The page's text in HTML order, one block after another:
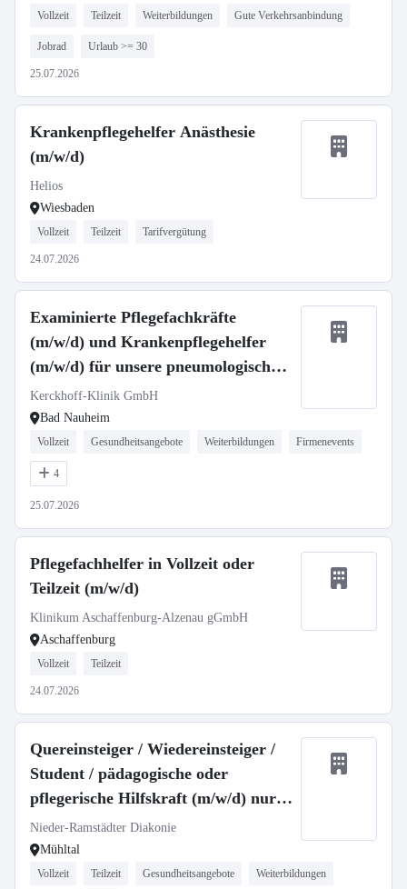
Vollzeit Teilzeit Weiterbildungen Gute Verkehrsanbindung
Jobrad Urlaub >= 30
25.07.2026
Krankenpflegehelfer Anästhesie
(m/w/d)
Helios
Wiesbaden
Vollzeit Teilzeit Tarifvergütung
24.07.2026
Examinierte Pflegefachkräfte
(m/w/d) und Krankenpflegehelfer
(m/w/d) für unsere pneumologische
und thoraxchirurgische Station
Beneke
Kerckhoff-Klinik GmbH
Bad Nauheim
Vollzeit Gesundheitsangebote Weiterbildungen Firmenevents
4
25.07.2026
Pflegefachhelfer in Vollzeit oder
Teilzeit (m/w/d)
Klinikum Aschaffenburg-Alzenau gGmbH
Aschaffenburg
Vollzeit Teilzeit
24.07.2026
Quereinsteiger / Wiedereinsteiger /
Student / pädagogische oder
pflegerische Hilfskraft (m/w/d) nur
Tagdienst (Früh- und Spätschicht)
Autistenbereich
Nieder-Ramstädter Diakonie
Mühltal
Vollzeit Teilzeit Gesundheitsangebote Weiterbildungen